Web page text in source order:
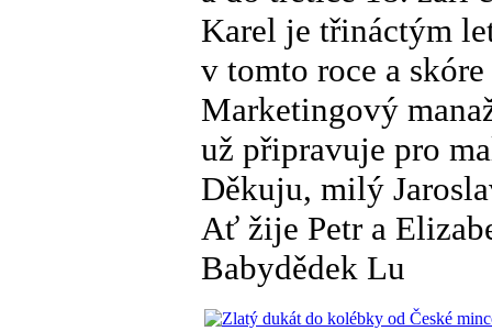
Karel je třináctým
v tomto roce a
Marketingový
už připravuje pro
Děkuju, milý
Ať žije Petr a
Babydědek Lu